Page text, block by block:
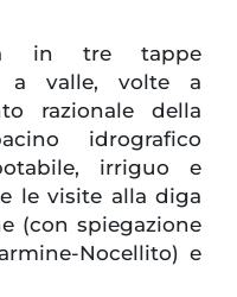
in tre tappe
a valle, volte a
razionale della
idrografico
irriguo e
le visite alla diga
(con spiegazione
Nocellito) e